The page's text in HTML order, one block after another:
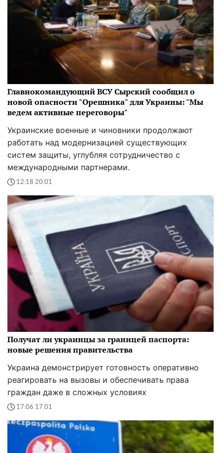
Главнокомандующий ВСУ Сырский сообщил о
новой опасности "Орешника" для Украины: "Мы
ведем активные переговоры"
Украинские военные и чиновники продолжают
работать над модернизацией существующих
систем защиты, углубляя сотрудничество с
международными партнерами.
12:18 20.01
Получат ли украинцы за границей паспорта:
новые решения правительства
Украина демонстрирует готовность оперативно
реагировать на вызовы и обеспечивать права
граждан даже в сложных условиях
17:06 17.01